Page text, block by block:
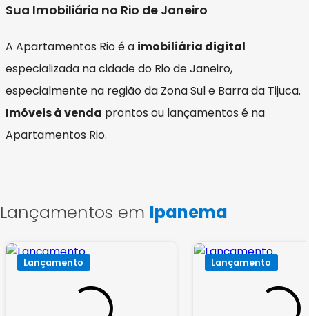
Sua Imobiliária no Rio de Janeiro
A Apartamentos Rio é a imobiliária digital
especializada na cidade do Rio de Janeiro,
especialmente na região da Zona Sul e Barra da Tijuca.
Imóveis à venda prontos ou lançamentos é na
Apartamentos Rio.
Lançamentos em Ipanema
Lançamento Lançamento